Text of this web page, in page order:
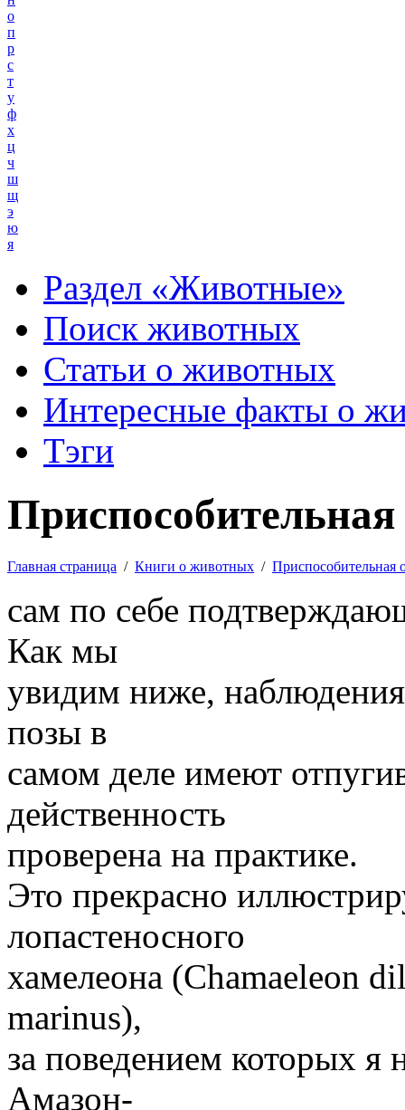
о
п
р
с
т
у
ф
х
ц
ч
ш
щ
э
ю
я
Раздел «Животные»
Поиск животных
Статьи о животных
Интересные факты о
Тэги
Главная страница / Книги о животных / Приспособительная
сам по себе
Как мы
увидим ниже,
позы в
самом деле имеют
действенность
проверена на практике.
Это прекрасно
лопастеносного
хамелеона (Chamaeleon
marinus),
за поведением которых я
Амазон-